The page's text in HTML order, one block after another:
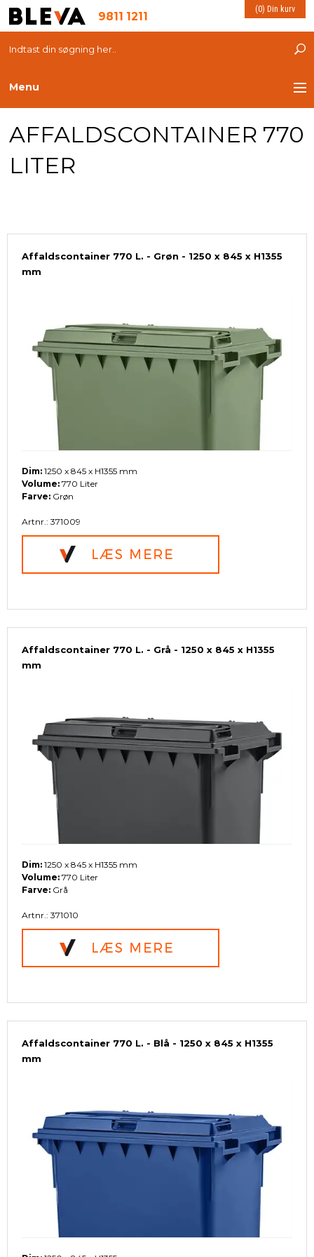
9811 1211 (0) Din kurv
Menu
TRANSPORT
PLASTKASSER
INDRETNING
ESD PRODUKTER
AFFALDSCONTAINER 770
LITER
Affaldscontainer 770 L. - Grøn - 1250 x 845 x H1355
mm
Dim: 1250 x 845 x H1355 mm
Volume: 770 Liter
Farve: Grøn
Artnr.: 371009
Affaldscontainer 770 L. - Grå - 1250 x 845 x H1355
mm
Dim: 1250 x 845 x H1355 mm
Volume: 770 Liter
Farve: Grå
Artnr.: 371010
Affaldscontainer 770 L. - Blå - 1250 x 845 x H1355
mm